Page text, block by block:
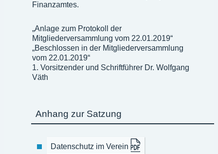
Finanzamtes.
„Anlage zum Protokoll der
Mitgliederversammlung vom 22.01.2019“
„Beschlossen in der Mitgliederversammlung
vom 22.01.2019“
1. Vorsitzender und Schriftführer Dr. Wolfgang
Väth
Anhang zur Satzung
Datenschutz im Verein